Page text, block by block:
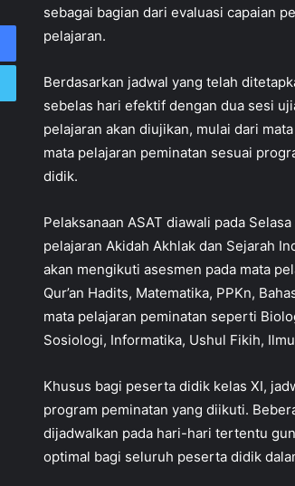
sebagai bagian dari evaluasi capaian
pelajaran.
Berdasarkan jadwal yang telah
sebelas hari efektif dengan dua sesi
pelajaran akan diujikan, mulai dari
mata pelajaran peminatan sesuai
didik.
Pelaksanaan ASAT diawali pada
pelajaran Akidah Akhlak dan Sejarah
akan mengikuti asesmen pada mata
Qur’an Hadits, Matematika, PPKn,
mata pelajaran peminatan seperti
Sosiologi, Informatika, Ushul Fikih,
Khusus bagi peserta didik kelas XI,
program peminatan yang diikuti.
dijadwalkan pada hari-hari tertentu
optimal bagi seluruh peserta didik